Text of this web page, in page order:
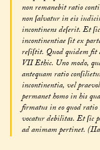
non remanebit ratio
non ſalvatur in eis
incontinens deſerit. Et
incontinentiae ſit ex
reſiſtit. Quod quidem fit
VII Ethic. Uno modo,
antequam ratio
incontinentia, vel
permanet homo in his
firmatus in eo quod
vocatur debilitas. Et ſic
ad animam pertinet.